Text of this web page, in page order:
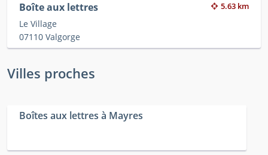
Boîte aux lettres 5.63 km
Le Village
07110 Valgorge
Villes proches
Boîtes aux lettres à Mayres